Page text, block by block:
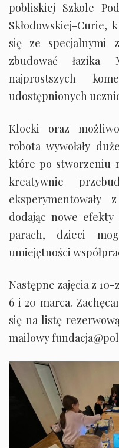
pobliskiej Szkole
Skłodowskiej-Curie,
się ze specjalnymi
zbudować
najprostszych
udostępnionych
Klocki oraz
robota wywołały
które po stworzeniu
kreatywnie
eksperymentowały
dodając nowe
parach, dzieci
umiejętności
Następne zajęcia z
6 i 20 marca.
się na listę
mailowy